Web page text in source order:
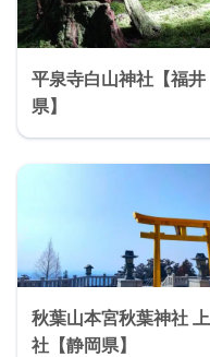
平泉寺白山神社【福井
県】
秋葉山本宮秋葉神社 上
社【静岡県】